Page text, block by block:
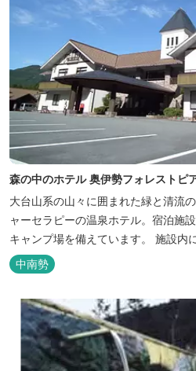
森の中のホテル 奥伊勢フォレストピ
大台山系の山々に囲まれた緑と清流
ャーセラピーの温泉ホテル。宿泊施
キャンプ場を備えています。 施設内に宮川の支流が流れ、川遊びが
できます。BBQエリア、釣堀もあり
クティビティを楽しめます。 ディナーは併設の「レストラン アン
ジュ」にて、地元の食材をていねい
をお召し上がりい...
中南勢